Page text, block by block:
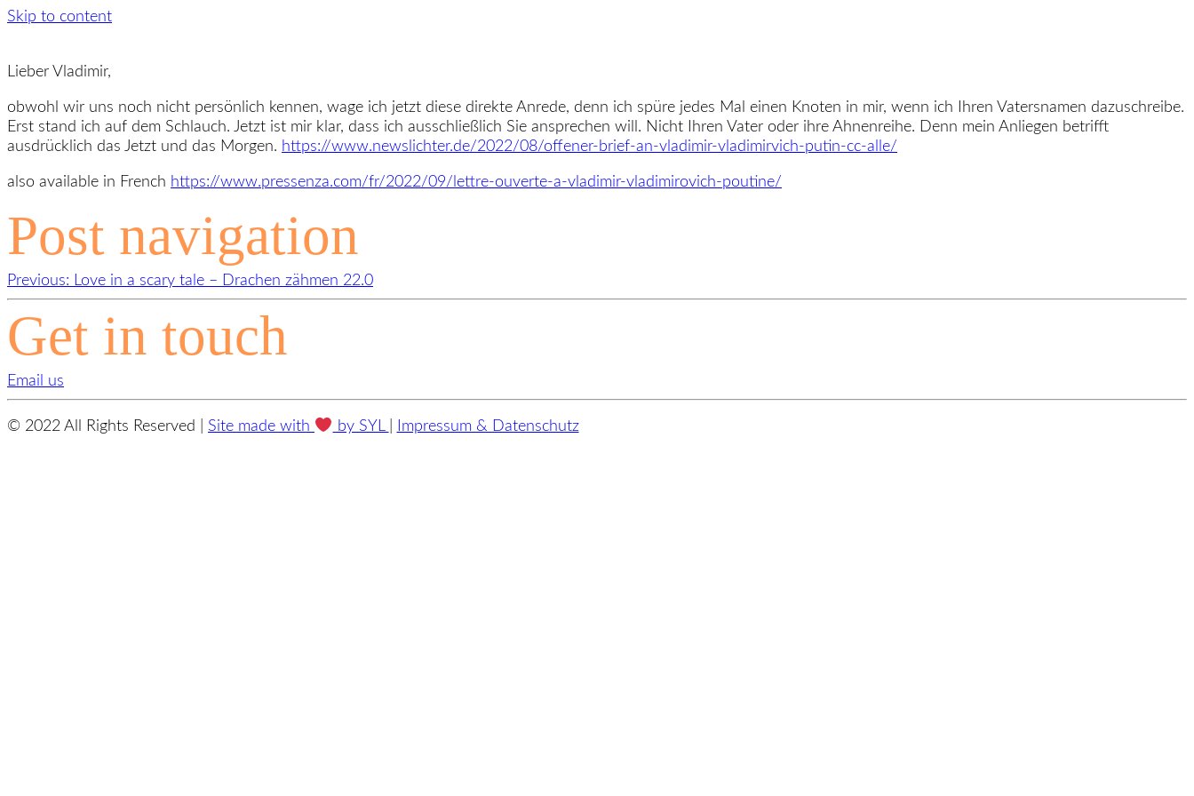
Skip to content
Lieber Vladimir,
obwohl wir uns noch nicht persönlich kennen, wage ich jetzt diese direkte Anrede, denn ich spüre jedes Mal einen Knoten in mir, wenn ich Ihren Vatersnamen dazuschreibe.
Erst stand ich auf dem Schlauch. Jetzt ist mir klar, dass ich ausschließlich Sie ansprechen will. Nicht Ihren Vater oder ihre Ahnenreihe. Denn mein Anliegen betrifft
ausdrücklich das Jetzt und das Morgen. https://www.newslichter.de/2022/08/offener-brief-an-vladimir-vladimirvich-putin-cc-alle/
also available in French https://www.pressenza.com/fr/2022/09/lettre-ouverte-a-vladimir-vladimirovich-poutine/
Post navigation
Previous: Love in a scary tale – Drachen zähmen 22.0
Get in touch
Email us
© 2022 All Rights Reserved | Site made with by SYL Impressum & Datenschutz